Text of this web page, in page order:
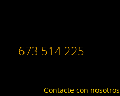
673 514 225
Contacte con nosotros